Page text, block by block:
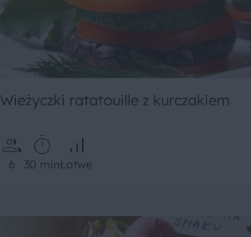
Wieżyczki ratatouille z kurczakiem
6 30 minŁatwe